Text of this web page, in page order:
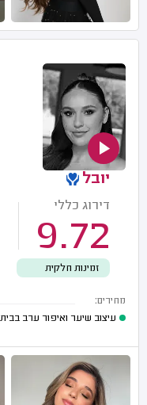
יובל
דירוג כללי
9.72
זמינות חלקית
מחירים:
עיצוב שיער ואיפור ערב